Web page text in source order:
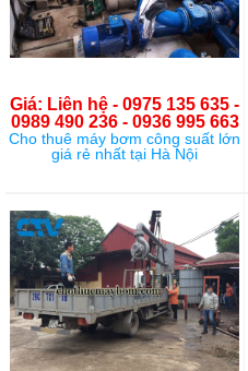
Giá: Liên hệ - 0975 135 635 -
0989 490 236 - 0936 995 663
Cho thuê máy bơm công suất lớn
giá rẻ nhất tại Hà Nội